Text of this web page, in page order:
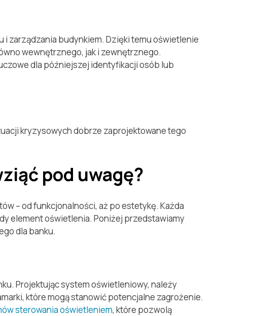
zarządzania budynkiem. Dzięki temu oświetlenie
wewnętrznego, jak i zewnętrznego.
dla późniejszej identyfikacji osób lub
kryzysowych dobrze zaprojektowane tego
pod uwagę?
– od funkcjonalności, aż po estetykę. Każda
element oświetlenia. Poniżej przedstawiamy
dla banku.
Projektując system oświetleniowy, należy
które mogą stanowić potencjalne zagrożenie.
sterowania oświetleniem, które pozwolą